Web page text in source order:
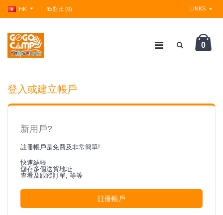
HK 對比 (0) LINKS
0
登入或建立帳戶
新用戶?
註冊帳戶是免費及非常簡單!
快速結帳
儲存多個送貨地址
查看及跟蹤訂單, 等等
註冊帳戶